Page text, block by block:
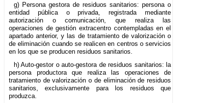
g) Persona gestora de residuos sanitarios: persona o
entidad pública o privada, registrada mediante
autorización o comunicación, que realiza las
operaciones de gestión extracentro contempladas en el
apartado anterior, y las de tratamiento de valorización o
de eliminación cuando se realicen en centros o servicios
en los que se producen residuos sanitarios.
h) Auto-gestor o auto-gestora de residuos sanitarios: la
persona productora que realiza las operaciones de
tratamiento de valorización o de eliminación de residuos
sanitarios, exclusivamente para los residuos que
produzca.